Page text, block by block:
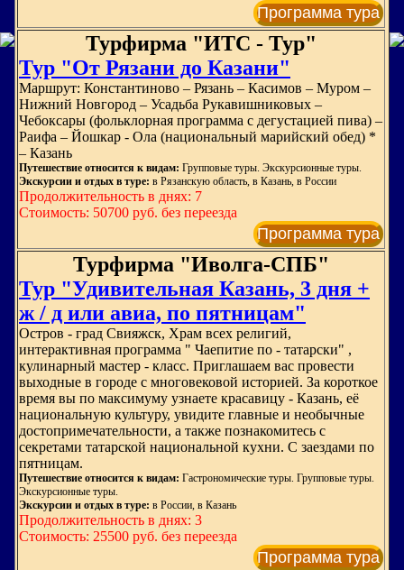
Программа тура
Турфирма "ИТС - Тур"
Тур "От Рязани до Казани"
Маршрут: Константиново – Рязань – Касимов – Муром –
Нижний Новгород – Усадьба Рукавишниковых –
Чебоксары (фольклорная программа с дегустацией пива) –
Раифа – Йошкар - Ола (национальный марийский обед) *
– Казань
Путешествие относится к видам: Групповые туры. Экскурсионные туры.
Экскурсии и отдых в туре: в Рязанскую область, в Казань, в России
Продолжительность в днях: 7
Стоимость: 50700 руб. без переезда
Программа тура
Турфирма "Иволга-СПБ"
Тур "Удивительная Казань, 3 дня +
ж / д или авиа, по пятницам"
Остров - град Свияжск, Храм всех религий,
интерактивная программа " Чаепитие по - татарски" ,
кулинарный мастер - класс. Приглашаем вас провести
выходные в городе с многовековой историей. За короткое
время вы по максимуму узнаете красавицу - Казань, её
национальную культуру, увидите главные и необычные
достопримечательности, а также познакомитесь с
секретами татарской национальной кухни. С заездами по
пятницам.
Путешествие относится к видам: Гастрономические туры. Групповые туры.
Экскурсионные туры.
Экскурсии и отдых в туре: в России, в Казань
Продолжительность в днях: 3
Стоимость: 25500 руб. без переезда
Программа тура